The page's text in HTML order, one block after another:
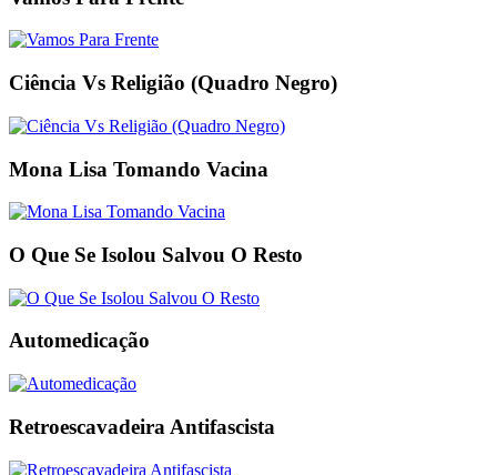
Ciência Vs Religião (Quadro Negro)
Mona Lisa Tomando Vacina
O Que Se Isolou Salvou O Resto
Automedicação
Retroescavadeira Antifascista